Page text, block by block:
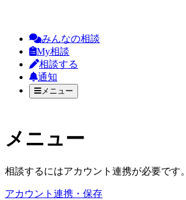
みんなの相談
My相談
相談する
通知
メニュー
メニュー
相談するにはアカウント連携が必要です。
アカウント連携・保存